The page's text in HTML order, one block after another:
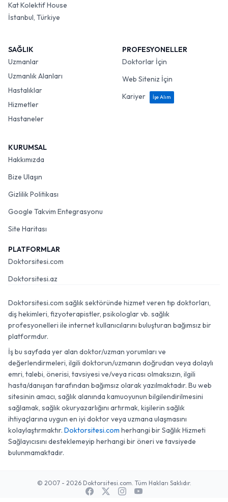
Kat Kolektif House
İstanbul, Türkiye
SAĞLIK
Uzmanlar
Uzmanlık Alanları
Hastalıklar
Hizmetler
Hastaneler
PROFESYONELLER
Doktorlar İçin
Web Siteniz İçin
Kariyer
İşe Alım
KURUMSAL
Hakkımızda
Bize Ulaşın
Gizlilik Politikası
Google Takvim Entegrasyonu
Site Haritası
PLATFORMLAR
Doktorsitesi.com
Doktorsitesi.az
Doktorsitesi.com sağlık sektöründe hizmet veren tıp doktorları,
diş hekimleri, fizyoterapistler, psikologlar vb. sağlık
profesyonelleri ile internet kullanıcılarını buluşturan bağımsız bir
platformdur.
İş bu sayfada yer alan doktor/uzman yorumları ve
değerlendirmeleri, ilgili doktorun/uzmanın doğrudan veya dolaylı
emri, talebi, önerisi, tavsiyesi ve/veya ricası olmaksızın, ilgili
hasta/danışan tarafından bağımsız olarak yazılmaktadır. Bu web
sitesinin amacı, sağlık alanında kamuoyunun bilgilendirilmesini
sağlamak, sağlık okuryazarlığını artırmak, kişilerin sağlık
ihtiyaçlarına uygun en iyi doktor veya uzmana ulaşmasını
kolaylaştırmaktır. Doktorsitesi.com herhangi bir Sağlık Hizmeti
Sağlayıcısını desteklemeyip herhangi bir öneri ve tavsiyede
bulunmamaktadır.
© 2007 - 2026 Doktorsitesi.com. Tüm Hakları Saklıdır.